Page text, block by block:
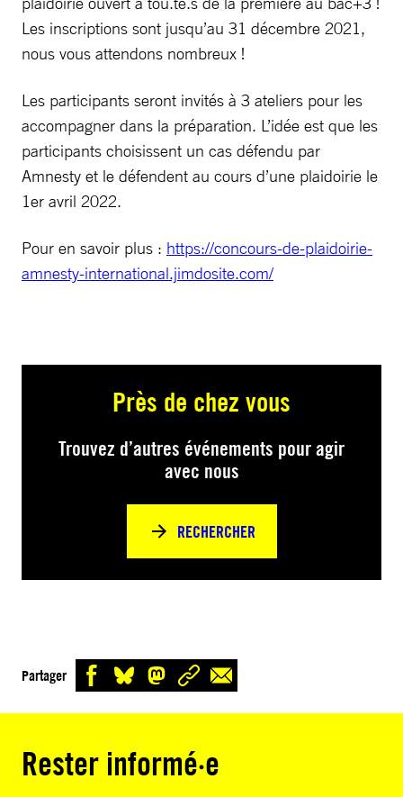
Les inscriptions sont jusqu’au 31 décembre 2021,
nous vous attendons nombreux !
Les participants seront invités à 3 ateliers pour les
accompagner dans la préparation. L’idée est que les
participants choisissent un cas défendu par
Amnesty et le défendent au cours d’une plaidoirie le
1er avril 2022.
Pour en savoir plus : https://concours-de-plaidoirie-
amnesty-international.jimdosite.com/
Près de chez vous
Trouvez d’autres événements pour agir
avec nous
RECHERCHER
Partager
Rester informé·e